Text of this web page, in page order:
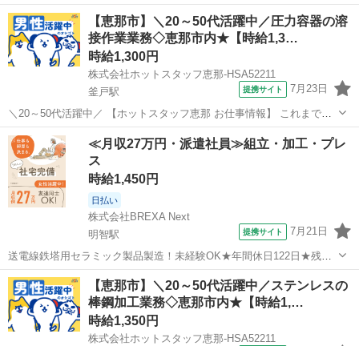
きる食事サポート / ━━━━━━━━━━━━━━━━━━━━ 【仕
事内容】 介護施設での配膳・食事の介助 ◆ STEP1 調理済みの食事
を...
岐阜 恵那市 飯羽間駅
【恵那市】＼20～50代活躍中／圧力容器の溶
接作業業務◇恵那市内★【時給1,3…
時給1,300円
株式会社ホットスタッフ恵那-HSA52211
釜戸駅
提携サイト 7月23日
＼20～50代活躍中／ 【ホットスタッフ恵那 お仕事情報】 これまでの
溶接経験を活かして、 さらにスキルを磨きませんか? 『現場の活気が
好き!』という方に ぴったりの、やりがいある職場です◎ しっかり稼
げる安定の環境ですよ...
岐阜 恵那市 釜戸駅 工場
≪月収27万円・派遣社員≫組立・加工・プレ
ス
時給1,450円
日払い
株式会社BREXA Next
明智駅
提携サイト 7月21日
送電線鉄塔用セラミック製品製造！未経験OK★年間休日122日★残業
少なめ！ワンルーム寮完備◎日払い制度あり！食堂利用可！マイカー
通勤OK★無料駐車場完備◎《岐阜県恵那市》 人気の工場のお仕事 ◇
送電線鉄塔用セラミック製品製...
岐阜 恵那市 明智駅 その他
【恵那市】＼20～50代活躍中／ステンレスの
棒鋼加工業務◇恵那市内★【時給1,…
時給1,350円
株式会社ホットスタッフ恵那-HSA52211